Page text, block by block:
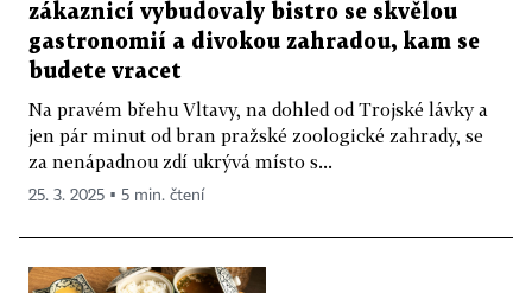
zákaznicí vybudovaly bistro se skvělou
gastronomií a divokou zahradou, kam se
budete vracet
Na pravém břehu Vltavy, na dohled od Trojské lávky a
jen pár minut od bran pražské zoologické zahrady, se
za nenápadnou zdí ukrývá místo s...
25. 3. 2025 ▪ 5 min. čtení